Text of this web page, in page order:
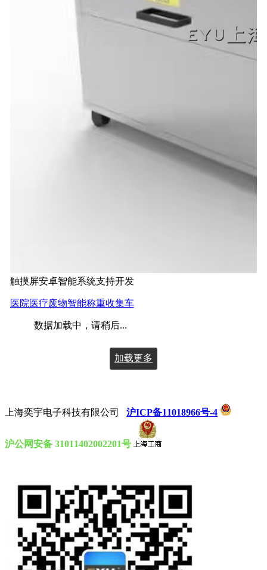
触摸屏安卓智能系统支持开发
医院医疗废物智能称重收集车
数据加载中，请稍后...
加载更多
上海奕宇电子科技有限公司 沪ICP备11018966号-4
沪公网安备 31011402002201号